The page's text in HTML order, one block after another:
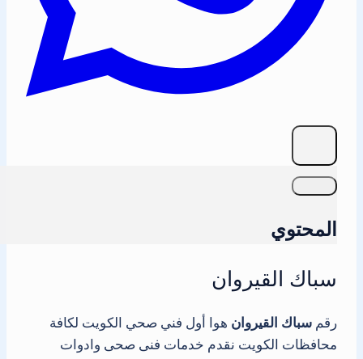
المحتوي
سباك القيروان
رقم سباك القيروان هوا أول فني صحي الكويت لكافة
محافظات الكويت نقدم خدمات فنى صحى وادوات